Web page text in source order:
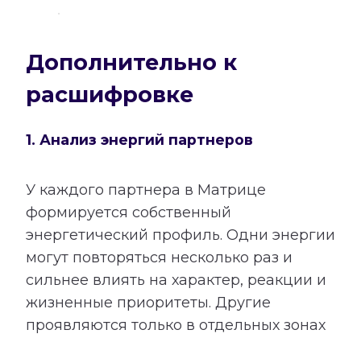
Дополнительно к
расшифровке
1. Анализ энергий партнеров
У каждого партнера в Матрице
формируется собственный
энергетический профиль. Одни энергии
могут повторяться несколько раз и
сильнее влиять на характер, реакции и
жизненные приоритеты. Другие
проявляются только в отдельных зонах